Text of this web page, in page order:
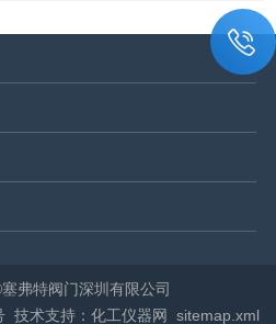
弗特阀门深圳有限公司
技术支持：化工仪器网 sitemap.xml